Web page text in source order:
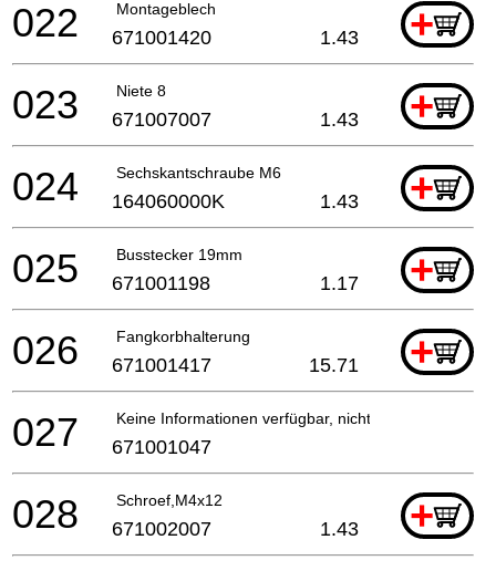
Montageblech +
022 671001420 1.43
Niete 8 +
023 671007007 1.43
Sechskantschraube M6 +
024 164060000K 1.43
Busstecker 19mm +
025 671001198 1.17
Fangkorbhalterung +
026 671001417 15.71
Keine Informationen verfügbar, nicht bestellbar
027 671001047
Schroef,M4x12 +
028 671002007 1.43